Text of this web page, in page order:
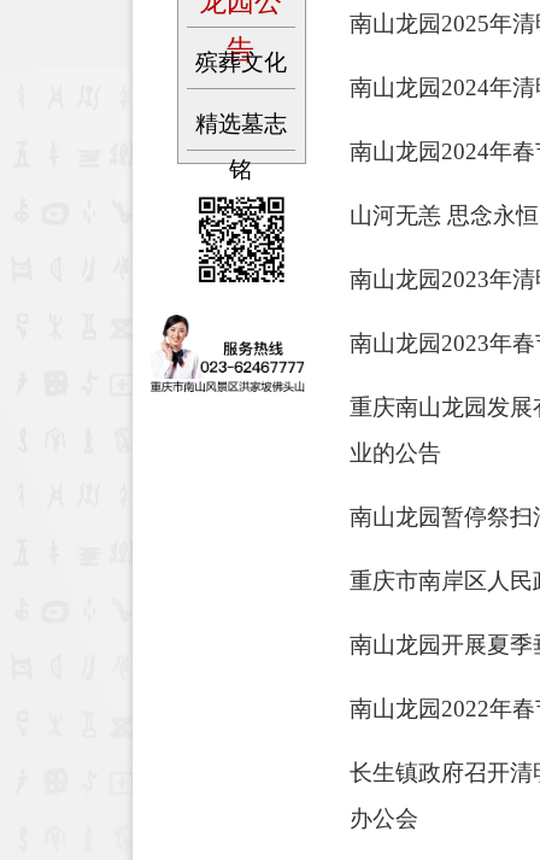
告
殡葬文化
精选墓志
铭
南山龙园2025年
南山龙园2024年
南山龙园2024年
山河无恙 思念永恒
南山龙园2023年
南山龙园2023年
重庆南山龙园发
业的公告
南山龙园暂停祭扫
重庆市南岸区人
南山龙园开展夏季
南山龙园2022年
长生镇政府召开
办公会